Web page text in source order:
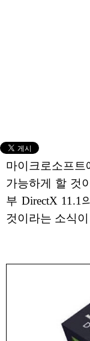
마이크로소프트
가능하게 할 것
부 DirectX 11.1
것이라는 소식